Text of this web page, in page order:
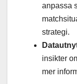
anpassa
strategi.
insikter
mer